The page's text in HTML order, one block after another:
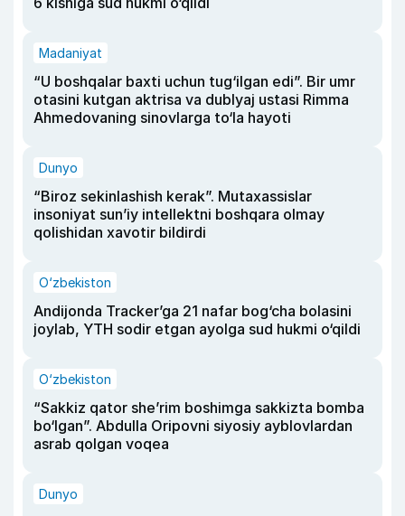
Madaniyat
“U boshqalar baxti uchun tug‘ilgan edi”. Bir umr
otasini kutgan aktrisa va dublyaj ustasi Rimma
Ahmedovaning sinovlarga to‘la hayoti
Dunyo
“Biroz sekinlashish kerak”. Mutaxassislar
insoniyat sun’iy intellektni boshqara olmay
qolishidan xavotir bildirdi
O‘zbekiston
Andijonda Tracker’ga 21 nafar bog‘cha bolasini
joylab, YTH sodir etgan ayolga sud hukmi o‘qildi
O‘zbekiston
“Sakkiz qator she’rim boshimga sakkizta bomba
bo‘lgan”. Abdulla Oripovni siyosiy ayblovlardan
asrab qolgan voqea
Dunyo